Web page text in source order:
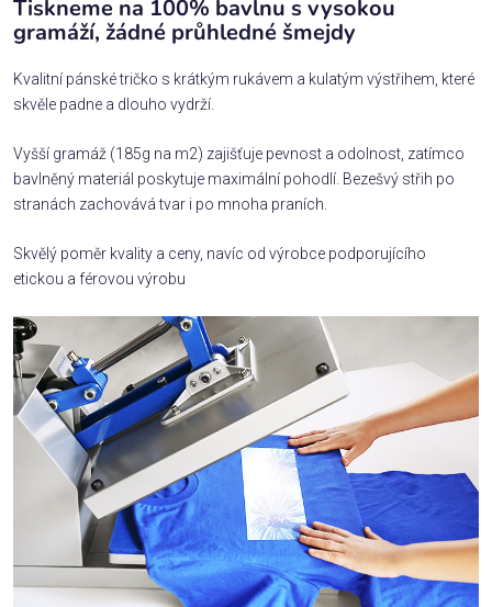
Tiskneme na 100% bavlnu s vysokou
gramáží, žádné průhledné šmejdy
Kvalitní pánské tričko s krátkým rukávem a kulatým výstřihem, které
skvěle padne a dlouho vydrží.
Vyšší gramáž (185g na m2) zajišťuje pevnost a odolnost, zatímco
bavlněný materiál poskytuje maximální pohodlí. Bezešvý střih po
stranách zachovává tvar i po mnoha praních.
Skvělý poměr kvality a ceny, navíc od výrobce podporujícího
etickou a férovou výrobu